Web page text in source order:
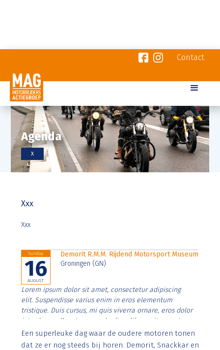
Contact
Agenda
X
Xxx
Xxx
Sunday
16
AUGUST
Demorit R.M.M. Rijdend Motorsport Museum
Groningen (GN)
Lorem ipsum dolor sit amet, consectetur adipiscing
elit. Suspendisse varius enim in eros elementum
tristique. Duis cursus, mi quis viverra ornare, eros dolor
interdum nulla, ut commodo diam libero vitae erat.
Aenean faucibus nibh et justo cursus id rutrum lorem
imperdiet. Nunc ut sem vitae risus tristique posuere.
Een superleuke dag waar de oudere motoren tonen
dat ze er nog steeds bij horen. Demorit, Snackkar en